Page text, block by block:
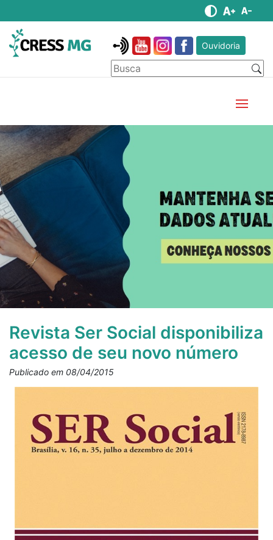
Ouvidoria
Revista Ser Social disponibiliza
acesso de seu novo número
Publicado em 08/04/2015